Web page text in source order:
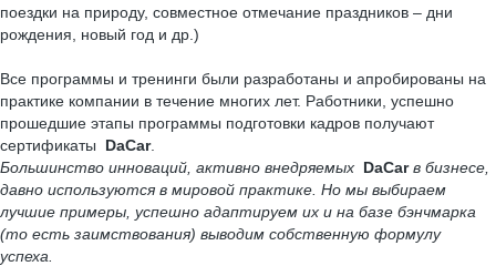
поездки на природу, совместное отмечание праздников – дни
рождения, новый год и др.)
Все программы и тренинги были разработаны и апробированы на
практике компании в течение многих лет. Работники, успешно
прошедшие этапы программы подготовки кадров получают
сертификаты DaCar.
Большинство инноваций, активно внедряемых DaCarв бизнесе,
давно используются в мировой практике. Но мы выбираем
лучшие примеры, успешно адаптируем их и на базе бэнчмарка
(то есть заимствования) выводим собственную формулу
успеха.